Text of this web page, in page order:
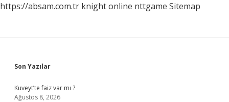
https://absam.com.tr knight online nttgame Sitemap
Sidebar
Son Yazılar
Kuveyt’te faiz var mı ?
Ağustos 8, 2026